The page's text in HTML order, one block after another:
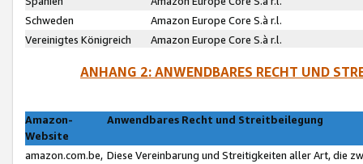
Schweden
Amazon Europe Core S.à r.l.
Vereinigtes Königreich
Amazon Europe Core S.à r.l.
ANHANG 2: ANWENDBARES RECHT UND
Amazon-
Website
Anwendbares Recht und Streitbeilegung
amazon.com.be, Diese Vereinbarung und Streitigkeiten aller Art, die